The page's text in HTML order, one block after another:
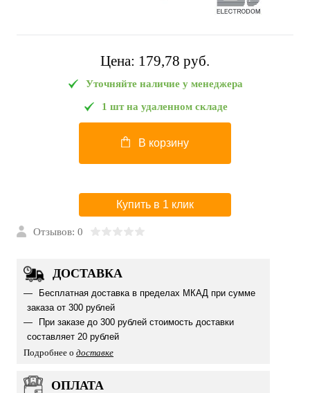
Цена: 179,78 pуб.
Уточняйте наличие у менеджера
1 шт на удаленном складе
В корзину
Купить в 1 клик
Отзывов: 0
ДОСТАВКА
Бесплатная доставка в пределах МКАД при сумме
заказа от 300 рублей
При заказе до 300 рублей стоимость доставки
составляет 20 рублей
Подробнее о доставке
ОПЛАТА